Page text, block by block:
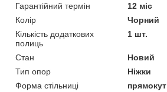
Гарантійний термін
12 міс
Колір
Чорний
Кількість додаткових
полиць
1 шт.
Стан
Новий
Тип опор
Ніжки
Форма стільниці